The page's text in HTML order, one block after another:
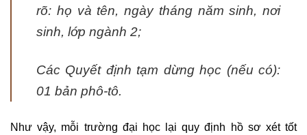
rõ: họ và tên, ngày tháng năm sinh, nơi
sinh, lớp ngành 2;
Các Quyết định tạm dừng học (nếu có):
01 bản phô-tô.
Như vậy, mỗi trường đại học lại quy định hồ sơ xét tốt